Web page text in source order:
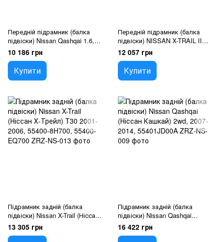
Передній підрамник (балка
підвіски) Nissan Qashqai 1.6,
2.0 (2006-2014), 54400je20a
10 186 грн
Купити
Передній підрамник (балка
підвіски) NISSAN X-TRAIL II
1.6, 2.0 T31 2006-2013,
544001db0b
12 057 грн
Купити
Підрамник задній (балка
підвіски) Nissan X-Trail (Ніссан
Х-Трейл) T30 2001-2006, 55400-
8H700, 55400-EQ700
13 305 грн
Підрамник задній (балка
підвіски) Nissan Qashqai
(Ніссан Кашкай) 2wd, 2007-
2014, 55401JD00A
16 422 грн